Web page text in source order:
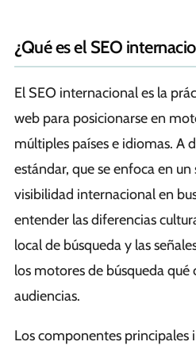
¿Qué es el SEO
El SEO internacional es la
web para posicionarse en
múltiples países e idiomas. A
estándar, que se enfoca en
visibilidad internacional en
entender las diferencias
local de búsqueda y las
los motores de búsqueda
audiencias.
Los componentes principales